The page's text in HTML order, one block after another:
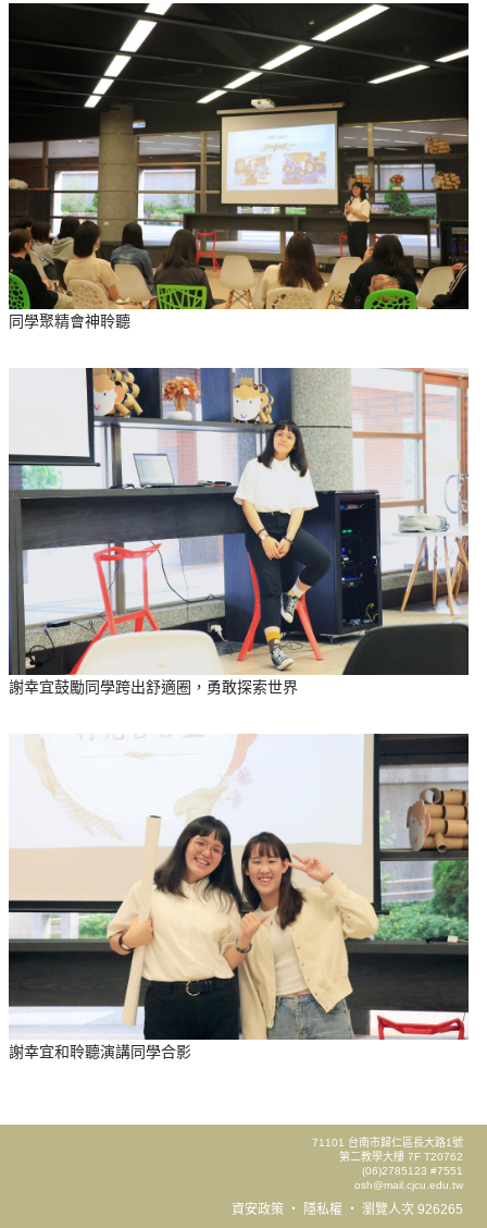
同學聚精會神聆聽
謝幸宜鼓勵同學跨出舒適圈，勇敢探索世界
謝幸宜和聆聽演講同學合影
71101 台南市歸仁區長大路1號
第二教學大樓 7F T20762
(06)2785123 #7551
osh@mail.cjcu.edu.tw
資安政策 ‧ 隱私權 ‧ 瀏覽人次 926265